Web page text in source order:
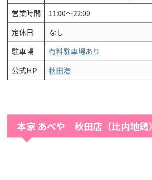
営業時間
11:00～22:00
定休日
なし
駐車場
有料駐車場あり
公式HP
秋田港
本家 あべや 秋田店（比内地鶏）